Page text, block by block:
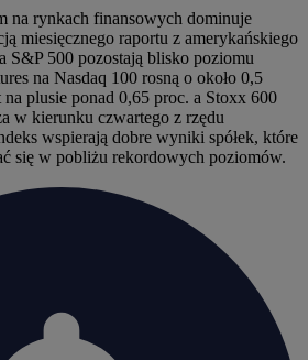
na rynkach finansowych dominuje
miesięcznego raportu z amerykańskiego
S&P 500 pozostają blisko poziomu
na Nasdaq 100 rosną o około 0,5
plusie ponad 0,65 proc. a Stoxx 600
w kierunku czwartego z rzędu
wspierają dobre wyniki spółek, które
się w pobliżu rekordowych poziomów.